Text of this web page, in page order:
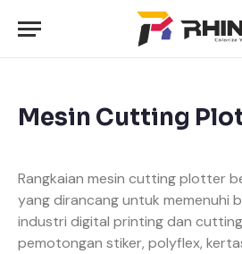
Mesin Cutting
Rangkaian mesin cutting plotter
yang dirancang untuk memenuhi
industri digital printing dan
pemotongan stiker, polyflex,